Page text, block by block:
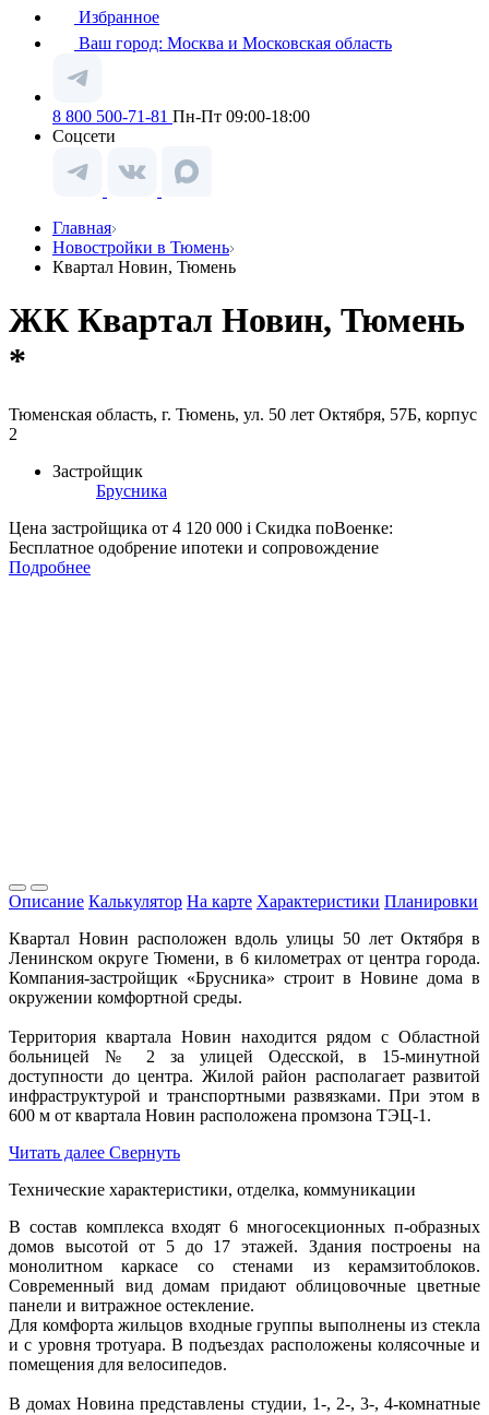
Избранное
Ваш город: Москва и Московская область
8 800 500-71-81 Пн-Пт 09:00-18:00
Соцсети
Главная
Новостройки в Тюмень
Квартал Новин, Тюмень
ЖК Квартал Новин, Тюмень
*
Тюменская область, г. Тюмень, ул. 50 лет Октября, 57Б, корпус
2
Застройщик
Брусника
Цена застройщика от 4 120 000 i Скидка поВоенке:
Бесплатное одобрение ипотеки и сопровождение
Подробнее
Описание Калькулятор На карте Характеристики Планировки
Квартал Новин расположен вдоль улицы 50 лет Октября в
Ленинском округе Тюмени, в 6 километрах от центра города.
Компания-застройщик «Брусника» строит в Новине дома в
окружении комфортной среды.
Территория квартала Новин находится рядом с Областной
больницей № 2 за улицей Одесской, в 15-минутной
доступности до центра. Жилой район располагает развитой
инфраструктурой и транспортными развязками. При этом в
600 м от квартала Новин расположена промзона ТЭЦ-1.
Читать далее Свернуть
Технические характеристики, отделка, коммуникации
В состав комплекса входят 6 многосекционных п-образных
домов высотой от 5 до 17 этажей. Здания построены на
монолитном каркасе со стенами из керамзитоблоков.
Современный вид домам придают облицовочные цветные
панели и витражное остекление.
Для комфорта жильцов входные группы выполнены из стекла
и с уровня тротуара. В подъездах расположены колясочные и
помещения для велосипедов.
В домах Новина представлены студии, 1-, 2-, 3-, 4-комнатные